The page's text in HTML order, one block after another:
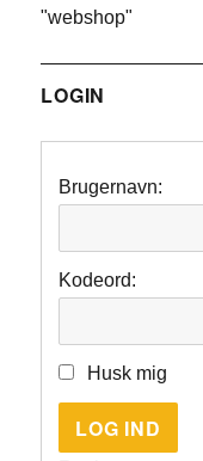
"webshop"
LOGIN
Brugernavn:
Kodeord:
Husk mig
LOG IND